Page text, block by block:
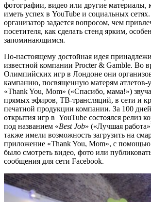
фотографии, видео или другие материалы,
иметь успех в YouTube и социальных
организатор задается вопросом, чем
посетителя, как сделать стенд ярким,
запоминающимся.
По-настоящему достойная идея
известной компании Procter & Gamble. Во
Олимпийских игр в Лондоне они
кампанию, посвященную матерям атлетов-
«Thank You, Mom» («Спасибо, мама!»)
прямых эфиров, ТВ-трансляций, в сети и
печатной продукции компании. За 100
открытия игр в YouTube состоялся релиз
под названием «Best Job» («Лучшая
также имели возможность загрузить на
приложение «Thank You, Mom», с
было смотреть видео, фото или
сообщения для сети Facebook.